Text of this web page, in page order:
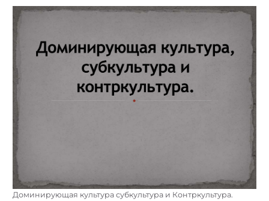
Доминирующая культура субкультура и Контркультура.